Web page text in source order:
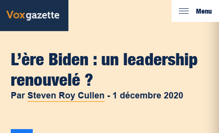
Menu
L’ère Biden : un leadership
renouvelé ?
ParSteven Roy Cullen - 1 décembre 2020